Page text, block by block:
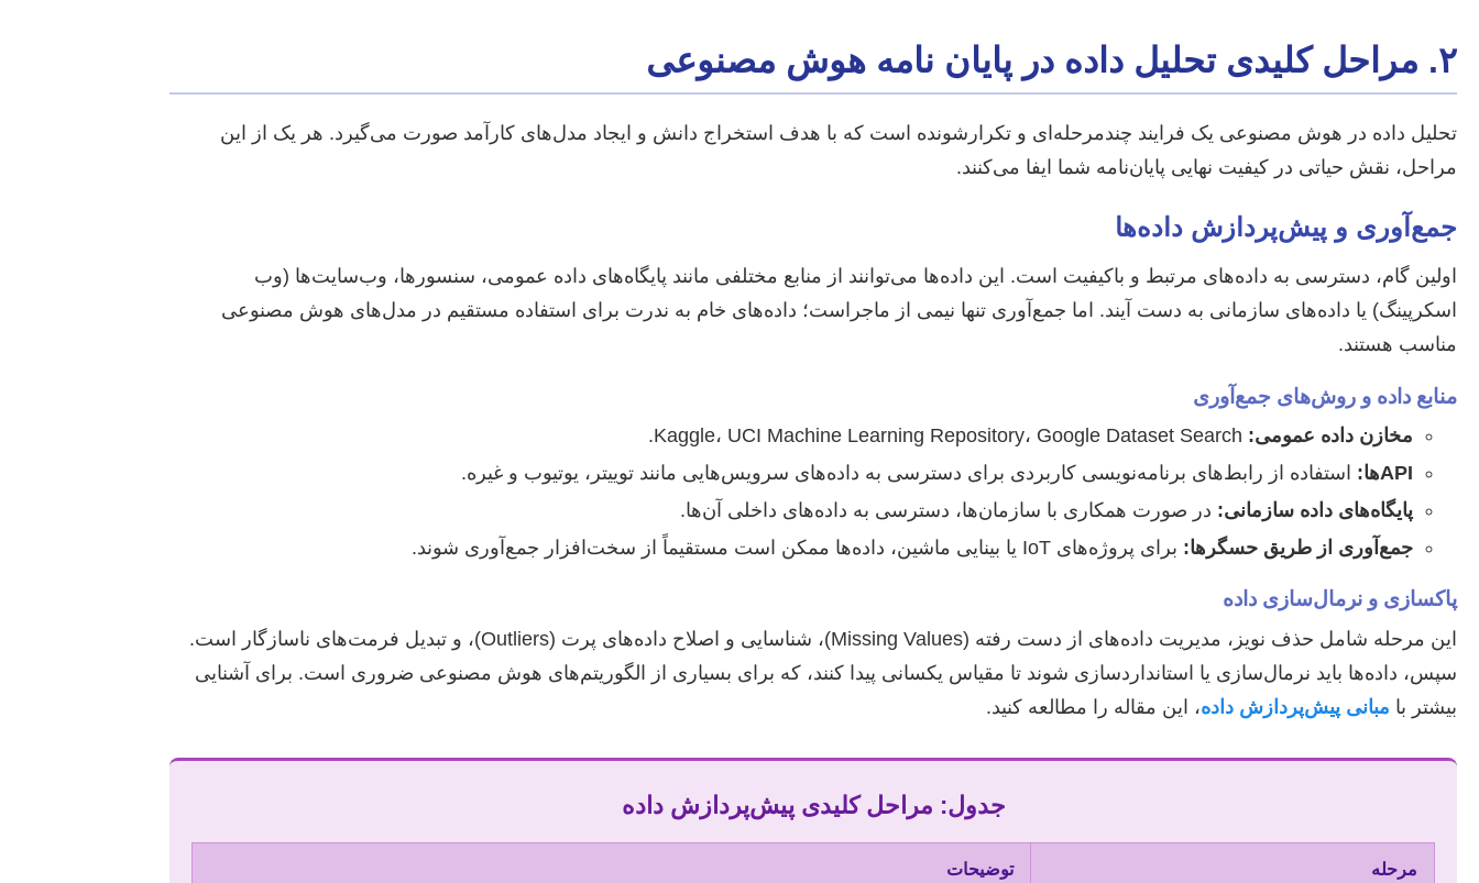
۲. مراحل کلیدی تحلیل داده در پایان نامه هوش مصنوعی
تحلیل داده در هوش مصنوعی یک فرایند چندمرحله‌ای و تکرارشونده است که با هدف استخراج دانش و ایجاد مدل‌های کارآمد صورت می‌گیرد. هر یک از این
مراحل، نقش حیاتی در کیفیت نهایی پایان‌نامه شما ایفا می‌کنند.
جمع‌آوری و پیش‌پردازش داده‌ها
اولین گام، دسترسی به داده‌های مرتبط و باکیفیت است. این داده‌ها می‌توانند از منابع مختلفی مانند پایگاه‌های داده عمومی، سنسورها، وب‌سایت‌ها (وب
اسکرپینگ) یا داده‌های سازمانی به دست آیند. اما جمع‌آوری تنها نیمی از ماجراست؛ داده‌های خام به ندرت برای استفاده مستقیم در مدل‌های هوش مصنوعی
مناسب هستند.
منابع داده و روش‌های جمع‌آوری
مخازن داده عمومی:
APIها:
استفاده از رابط‌های برنامه‌نویسی کاربردی برای دسترسی به داده‌های سرویس‌هایی مانند توییتر، یوتیوب و غیره.
پایگاه‌های داده سازمانی: در صورت همکاری با سازمان‌ها، دسترسی به داده‌های داخلی آن‌ها.
جمع‌آوری از طریق حسگرها: برای پروژه‌های IoT یا بینایی ماشین، داده‌ها ممکن است مستقیماً از سخت‌افزار جمع‌آوری شوند.
پاکسازی و نرمال‌سازی داده
این مرحله شامل حذف نویز، مدیریت داده‌های از دست رفته (Missing Values)، شناسایی و اصلاح داده‌های پرت (Outliers)، و تبدیل فرمت‌های ناسازگار است.
سپس، داده‌ها باید نرمال‌سازی یا استانداردسازی شوند تا مقیاس یکسانی پیدا کنند، که برای بسیاری از الگوریتم‌های هوش مصنوعی ضروری است. برای آشنایی
بیشتر با مبانی پیش‌پردازش داده، این مقاله را مطالعه کنید.
جدول: مراحل کلیدی پیش‌پردازش داده
مرحله توضیحات